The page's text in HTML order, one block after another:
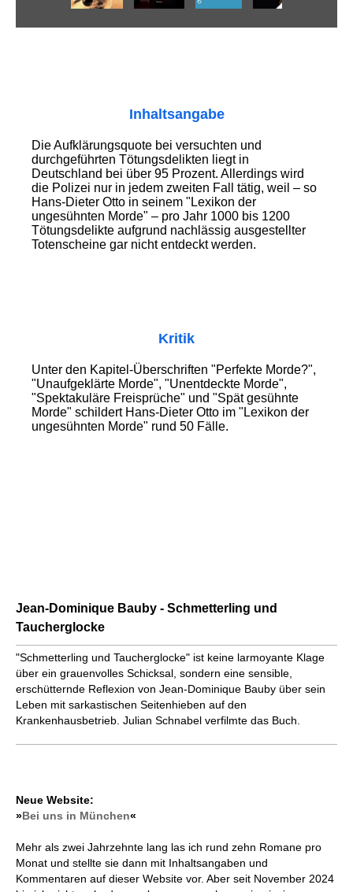
Inhaltsangabe
Die Aufklärungsquote bei versuchten und
durchgeführten Tötungsdelikten liegt in
Deutschland bei über 95 Prozent. Allerdings wird
die Polizei nur in jedem zweiten Fall tätig, weil – so
Hans-Dieter Otto in seinem "Lexikon der
ungesühnten Morde" – pro Jahr 1000 bis 1200
Tötungsdelikte aufgrund nachlässig ausgestellter
Totenscheine gar nicht entdeckt werden.
Kritik
Unter den Kapitel-Überschriften "Perfekte Morde?",
"Unaufgeklärte Morde", "Unentdeckte Morde",
"Spektakuläre Freisprüche" und "Spät gesühnte
Morde" schildert Hans-Dieter Otto im "Lexikon der
ungesühnten Morde" rund 50 Fälle.
Jean-Dominique Bauby - Schmetterling und
Taucherglocke
"Schmetterling und Taucherglocke" ist keine larmoyante Klage
über ein grauenvolles Schicksal, sondern eine sensible,
erschütternde Reflexion von Jean-Dominique Bauby über sein
Leben mit sarkastischen Seitenhieben auf den
Krankenhausbetrieb. Julian Schnabel verfilmte das Buch.
Neue Website:
»Bei uns in München«
Mehr als zwei Jahrzehnte lang las ich rund zehn Romane pro
Monat und stellte sie dann mit Inhaltsangaben und
Kommentaren auf dieser Website vor. Aber seit November 2024